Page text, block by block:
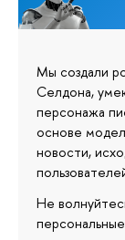
Мы создали
Селдона,
персонажа
основе
новости,
Не